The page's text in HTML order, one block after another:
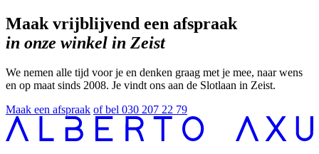
Maak vrijblijvend een afspraak
in onze winkel in Zeist
We nemen alle tijd voor je en denken graag met je mee, naar wens
en op maat sinds 2008. Je vindt ons aan de Slotlaan in Zeist.
Maak een afspraak of bel 030 207 22 79